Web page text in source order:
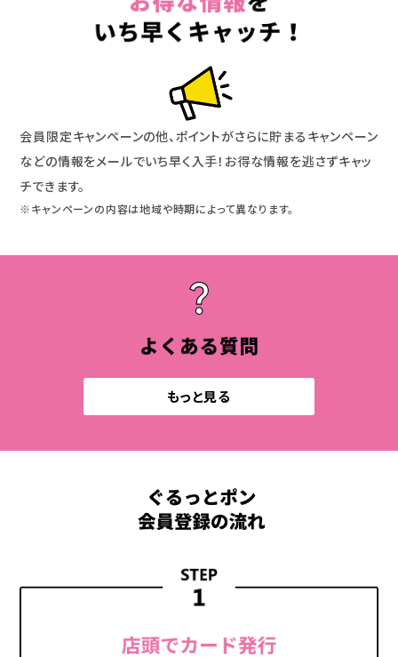
会員限定キャンペーンの他、ポイントがさらに貯まるキャンペーン
などの情報をメールでいち早く入手！お得な情報を逃さずキャッ
チできます。
※キャンペーンの内容は地域や時期によって異なります。
もっと見る